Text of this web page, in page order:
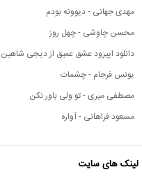
مهدی جهانی - دیوونه بودم
محسن چاوشی - چهل روز
دانلود اپیزود عشق عمیق از دیجی شاهین
یونس فرجام - چشمات
مصطفی میری - تو ولی باور نکن
مسعود فراهانی - آواره
لینک های سایت